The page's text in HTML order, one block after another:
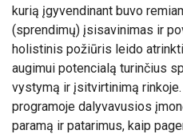
kurią įgyvendinant buvo
(sprendimų) įsisavinimas ir
holistinis požiūris leido
augimui potencialą turinčius
vystymą ir įsitvirtinimą
programoje dalyvavusios
paramą ir patarimus, kaip